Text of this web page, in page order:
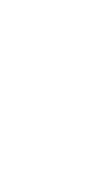
Non est
quoniam
dominum
vide, ubi
Cognovit
vox tua
Et ait: "